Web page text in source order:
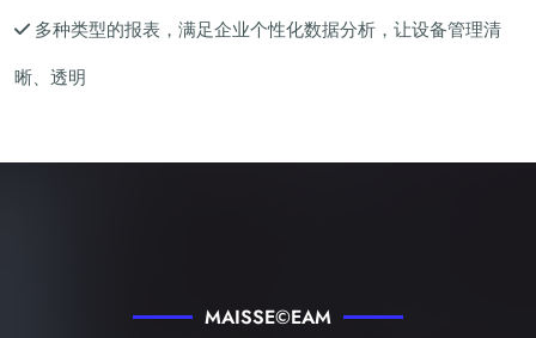
多种类型的报表，满足企业个性化数据分析，让设备管理清
晰、透明
MAISSE©EAM